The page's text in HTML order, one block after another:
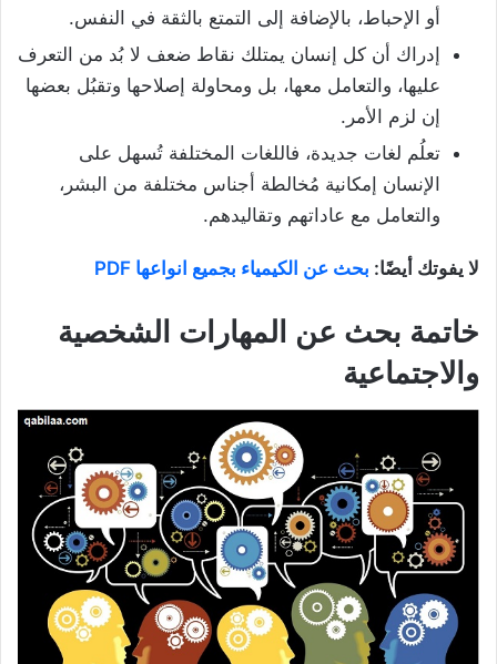
أو الإحباط، بالإضافة إلى التمتع بالثقة في النفس.
إدراك أن كل إنسان يمتلك نقاط ضعف لا بُد من التعرف
عليها، والتعامل معها، بل ومحاولة إصلاحها وتقبُل بعضها
إن لزم الأمر.
تعلُم لغات جديدة، فاللغات المختلفة تُسهل على
الإنسان إمكانية مُخالطة أجناس مختلفة من البشر،
والتعامل مع عاداتهم وتقاليدهم.
لا يفوتك أيضًا: بحث عن الكيمياء بجميع انواعها PDF
خاتمة بحث عن المهارات الشخصية
والاجتماعية